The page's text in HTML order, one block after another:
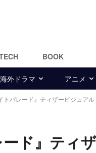
BOOK
海外ドラマ アニメ
トパレード』ティザービジュアル
ード』テ